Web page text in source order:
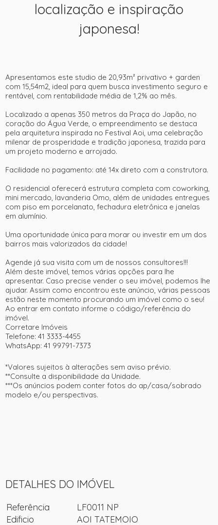
+ 8
ver mais fotos
localização e inspiração
japonesa!
Apresentamos este studio de 20,93m² privativo + garden
com 15,54m2, ideal para quem busca investimento seguro e
rentável, com rentabilidade média de 1,2% ao mês.
Localizado a apenas 350 metros da Praça do Japão, no
coração do Água Verde, o empreendimento se destaca
pela arquitetura inspirada no Festival Aoi, uma celebração
milenar de prosperidade e tradição japonesa, trazida para
um projeto moderno e arrojado.
Facilidade no pagamento: até 14x direto com a construtora.
O residencial oferecerá estrutura completa com coworking,
mini mercado, lavanderia Omo, além de unidades entregues
com piso em porcelanato, fechadura eletrônica e janelas
em alumínio.
Uma oportunidade única para morar ou investir em um dos
bairros mais valorizados da cidade!
Agende já sua visita com um de nossos consultores!!!
Além deste imóvel, temos várias opções para lhe
apresentar. Caso precise vender o seu imóvel, podemos lhe
ajudar. Assim como encontrou este anúncio, várias pessoas
estão neste momento procurando um imóvel como o seu!
Ao entrar em contato informe o código/referência do
imóvel.
Corretare Imóveis
Telefone: 41 3333-4455
WhatsApp: 41 99791-7373
*Valores sujeitos à alterações sem aviso prévio.
**Consulte a disponibilidade da Unidade.
***Os anúncios podem conter fotos do ap/casa/sobrado
modelo e/ou perspectivas.
DETALHES DO IMÓVEL
Referência
LF0011 NP
Edificio
AOI TATEMOIO